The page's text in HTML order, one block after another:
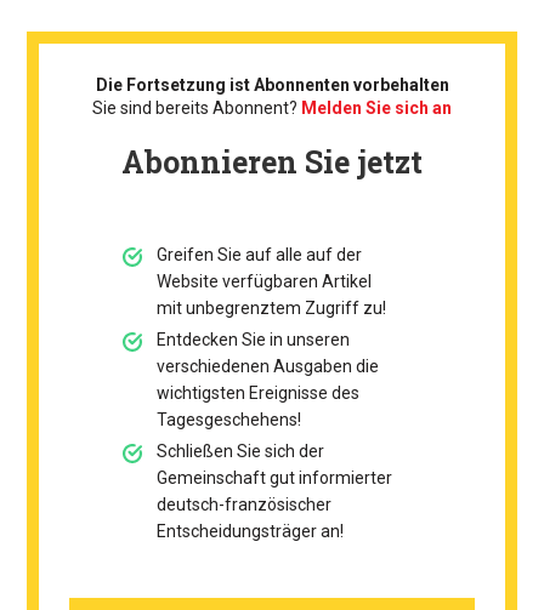
Die Fortsetzung ist Abonnenten vorbehalten
Sie sind bereits Abonnent? Melden Sie sich an
Abonnieren Sie jetzt
Greifen Sie auf alle auf der
Website verfügbaren Artikel
mit unbegrenztem Zugriff zu!
Entdecken Sie in unseren
verschiedenen Ausgaben die
wichtigsten Ereignisse des
Tagesgeschehens!
Schließen Sie sich der
Gemeinschaft gut informierter
deutsch-französischer
Entscheidungsträger an!